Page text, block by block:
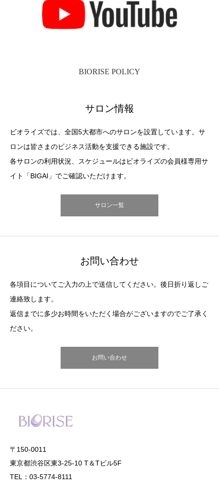
BIORISE POLICY
サロン情報
ビオライズでは、全国5大都市へのサロンを設置しています。サ
ロンは皆さまのビジネス活動を支援できる施設です。
各サロンの利用状況、スケジュールはビオライズの会員様専用サ
イト「BIGAI」でご確認いただけます。
サロン一覧
お問い合わせ
各項目についてご入力の上で送信してください。後日折り返しご
連絡致します。
返信までに多少お時間をいただく場合がございますのでご了承く
ださい。
お問い合わせ
〒150-0011
東京都渋谷区東3-25-10 T＆Tビル5F
TEL：03-5774-8111